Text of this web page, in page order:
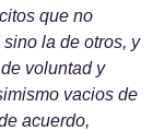
que no
la de otros, y
voluntad y
vacios de
acuerdo,